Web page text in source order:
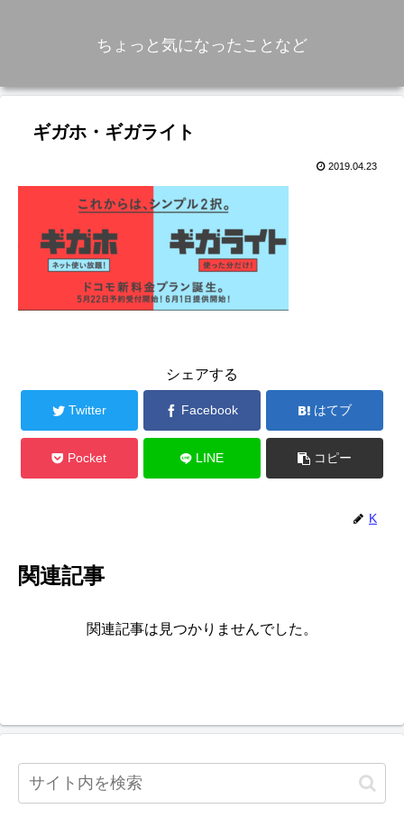
ちょっと気になったことなど
ギガホ・ギガライト
2019.04.23
シェアする
Twitter Facebook はてブ
Pocket LINE コピー
K
関連記事
関連記事は見つかりませんでした。